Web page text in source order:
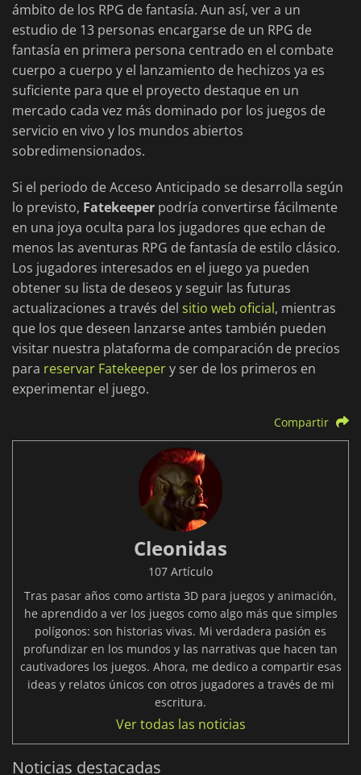
ámbito de los RPG de fantasía. Aun así, ver a un
estudio de 13 personas encargarse de un RPG de
fantasía en primera persona centrado en el combate
cuerpo a cuerpo y el lanzamiento de hechizos ya es
suficiente para que el proyecto destaque en un
mercado cada vez más dominado por los juegos de
servicio en vivo y los mundos abiertos
sobredimensionados.
Si el periodo de Acceso Anticipado se desarrolla según
lo previsto, Fatekeeper podría convertirse fácilmente
en una joya oculta para los jugadores que echan de
menos las aventuras RPG de fantasía de estilo clásico.
Los jugadores interesados en el juego ya pueden
obtener su lista de deseos y seguir las futuras
actualizaciones a través del sitio web oficial, mientras
que los que deseen lanzarse antes también pueden
visitar nuestra plataforma de comparación de precios
para reservar Fatekeepery ser de los primeros en
experimentar el juego.
Compartir
Cleonidas
107 Artículo
Tras pasar años como artista 3D para juegos y animación,
he aprendido a ver los juegos como algo más que simples
polígonos: son historias vivas. Mi verdadera pasión es
profundizar en los mundos y las narrativas que hacen tan
cautivadores los juegos. Ahora, me dedico a compartir esas
ideas y relatos únicos con otros jugadores a través de mi
escritura.
Ver todas las noticias
Noticias destacadas